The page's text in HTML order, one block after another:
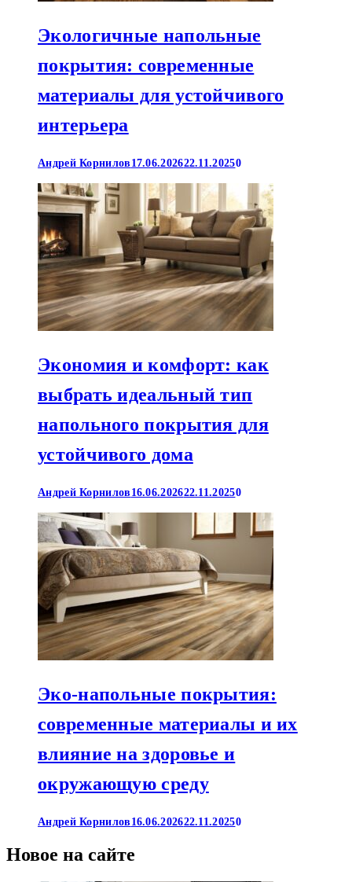
Экологичные напольные
покрытия: современные
материалы для устойчивого
интерьера
Андрей Корнилов 17.06.202622.11.20250
Экономия и комфорт: как
выбрать идеальный тип
напольного покрытия для
устойчивого дома
Андрей Корнилов 16.06.202622.11.20250
Эко-напольные покрытия:
современные материалы и их
влияние на здоровье и
окружающую среду
Андрей Корнилов 16.06.202622.11.20250
Новое на сайте